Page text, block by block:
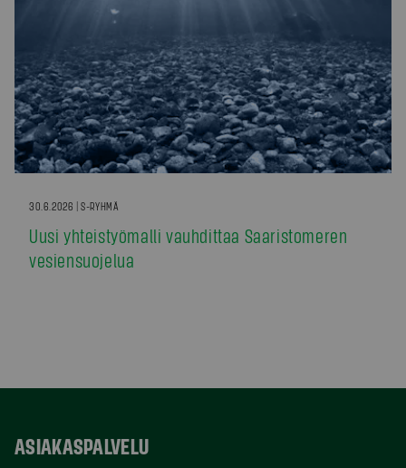
30.6.2026 | S-RYHMÄ
Uusi yhteistyömalli vauhdittaa Saaristomeren
vesiensuojelua
ASIAKASPALVELU